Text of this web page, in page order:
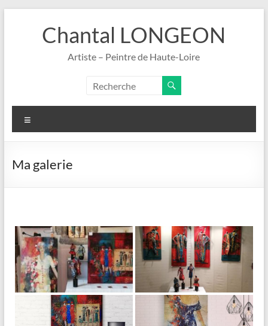
Chantal LONGEON
Artiste – Peintre de Haute-Loire
Ma galerie